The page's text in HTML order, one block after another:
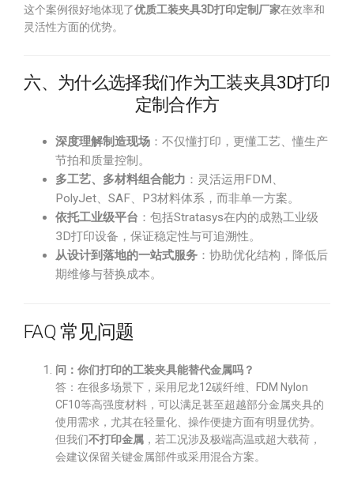
这个案例很好地体现了优质工装夹具3D打印定制厂家在效率和
灵活性方面的优势。
六、为什么选择我们作为工装夹具3D打印
定制合作方
深度理解制造现场 ：不仅懂打印，更懂工艺、懂生产
节拍和质量控制。
多工艺、多材料组合能力 ：灵活运用FDM、
PolyJet、SAF、P3材料体系，而非单一方案。
依托工业级平台 ：包括Stratasys在内的成熟工业级
3D打印设备，保证稳定性与可追溯性。
从设计到落地的一站式服务 ：协助优化结构，降低后
期维修与替换成本。
FAQ 常见问题
问：你们打印的工装夹具能替代金属吗？
答：在很多场景下，采用尼龙12碳纤维、FDM Nylon
CF10等高强度材料，可以满足甚至超越部分金属夹具的
使用需求，尤其在轻量化、操作便捷方面有明显优势。
但我们不打印金属 ，若工况涉及极端高温或超大载荷，
会建议保留关键金属部件或采用混合方案。